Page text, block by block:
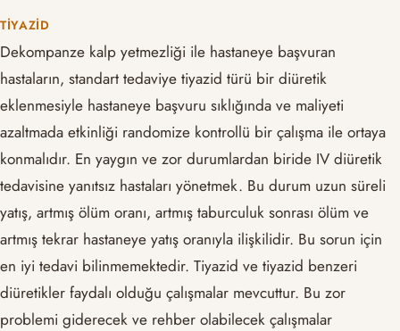
TIYAZID
Dekompanze kalp yetmezliği ile hastaneye başvuran
hastaların, standart tedaviye tiyazid türü bir diüretik
eklenmesiyle hastaneye başvuru sıklığında ve maliyeti
azaltmada etkinliği randomize kontrollü bir çalışma ile ortaya
konmalıdır. En yaygın ve zor durumlardan biride IV diüretik
tedavisine yanıtsız hastaları yönetmek. Bu durum uzun süreli
yatış, artmış ölüm oranı, artmış taburculuk sonrası ölüm ve
artmış tekrar hastaneye yatış oranıyla ilişkilidir. Bu sorun için
en iyi tedavi bilinmemektedir. Tiyazid ve tiyazid benzeri
diüretikler faydalı olduğu çalışmalar mevcuttur. Bu zor
problemi giderecek ve rehber olabilecek çalışmalar